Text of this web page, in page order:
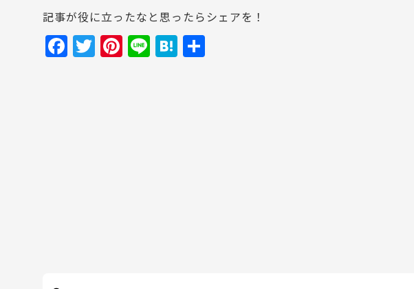
記事が役に立ったなと思ったらシェアを！
F
T
Pi Li H